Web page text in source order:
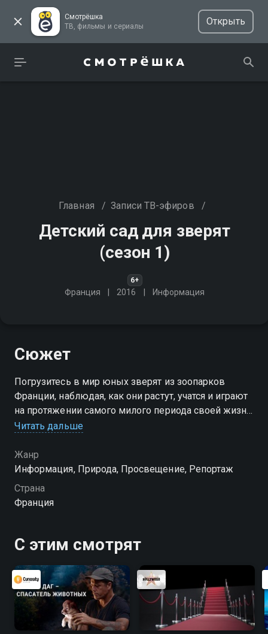
Смотрёшка
ТВ, фильмы и сериалы
Открыть
Главная / Записи ТВ-эфиров /
Детский сад для зверят
(сезон 1)
6+
Франция 2016 Информация
Сюжет
Погрузитесь в мир юных зверят из зоопарков
Франции, наблюдая, как они растут, учатся и играют
на протяжении самого милого периода своей жизни
для зверят вы можете совершенно бесплатно в
хорошем HD качестве на Смотрёшке
Читать дальше
Жанр
Информация, Природа, Просвещение, Репортаж
Страна
Франция
С этим смотрят